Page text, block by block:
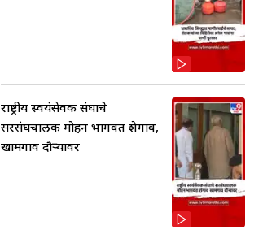
राष्ट्रीय स्वयंसेवक संघाचे
सरसंघचालक मोहन भागवत शेगाव,
खामगाव दौऱ्यावर